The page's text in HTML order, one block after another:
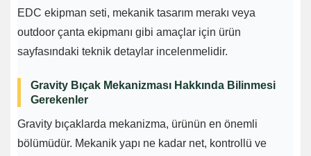
EDC ekipman seti, mekanik tasarım merakı veya
outdoor çanta ekipmanı gibi amaçlar için ürün
sayfasındaki teknik detaylar incelenmelidir.
Gravity Bıçak Mekanizması Hakkında Bilinmesi
Gerekenler
Gravity bıçaklarda mekanizma, ürünün en önemli
bölümüdür. Mekanik yapı ne kadar net, kontrollü ve